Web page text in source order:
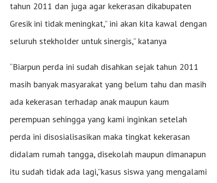
tahun 2011 dan juga agar kekerasan dikabupaten
Gresik ini tidak meningkat,” ini akan kita kawal dengan
seluruh stekholder untuk sinergis,” katanya
“Biarpun perda ini sudah disahkan sejak tahun 2011
masih banyak masyarakat yang belum tahu dan masih
ada kekerasan terhadap anak maupun kaum
perempuan sehingga yang kami inginkan setelah
perda ini disosialisasikan maka tingkat kekerasan
didalam rumah tangga, disekolah maupun dimanapun
itu sudah tidak ada lagi,”kasus siswa yang mengalami